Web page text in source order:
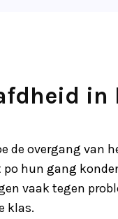
in
de overgang van
hun gang
vaak tegen
klas.